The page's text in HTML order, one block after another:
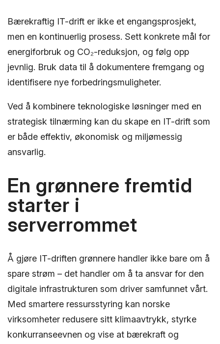
Bærekraftig IT-drift er ikke et engangsprosjekt,
men en kontinuerlig prosess. Sett konkrete mål for
energiforbruk og CO₂-reduksjon, og følg opp
jevnlig. Bruk data til å dokumentere fremgang og
identifisere nye forbedringsmuligheter.
Ved å kombinere teknologiske løsninger med en
strategisk tilnærming kan du skape en IT-drift som
er både effektiv, økonomisk og miljømessig
ansvarlig.
En grønnere fremtid
starter i
serverrommet
Å gjøre IT-driften grønnere handler ikke bare om å
spare strøm – det handler om å ta ansvar for den
digitale infrastrukturen som driver samfunnet vårt.
Med smartere ressursstyring kan norske
virksomheter redusere sitt klimaavtrykk, styrke
konkurranseevnen og vise at bærekraft og